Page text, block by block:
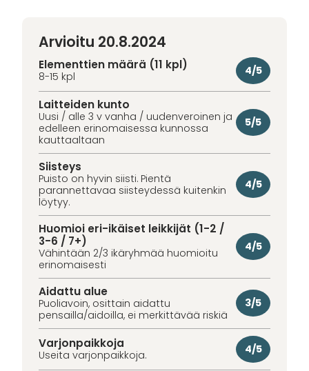
Arvioitu 20.8.2024
Elementtien määrä (11 kpl)
8-15 kpl 4/5
Laitteiden kunto
Uusi / alle 3 v vanha / uudenveroinen ja
edelleen erinomaisessa kunnossa
kauttaaltaan
5/5
Siisteys
Puisto on hyvin siisti. Pientä
parannettavaa siisteydessä kuitenkin
löytyy.
4/5
Huomioi eri-ikäiset leikkijät (1-2 /
3-6 / 7+)
Vähintään 2/3 ikäryhmää huomioitu
erinomaisesti
4/5
Aidattu alue
Puoliavoin, osittain aidattu
pensailla/aidoilla, ei merkittävää riskiä
3/5
Varjonpaikkoja
Useita varjonpaikkoja. 4/5